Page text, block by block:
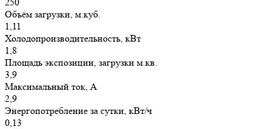
Объём загрузки, м.куб.
1,11
Холодопроизводительность, кВт
1,8
Площадь экспозиции, загрузки м.кв.
3,9
Максимальный ток, А
2,9
Энергопотребление за сутки, кВт/ч
0,13